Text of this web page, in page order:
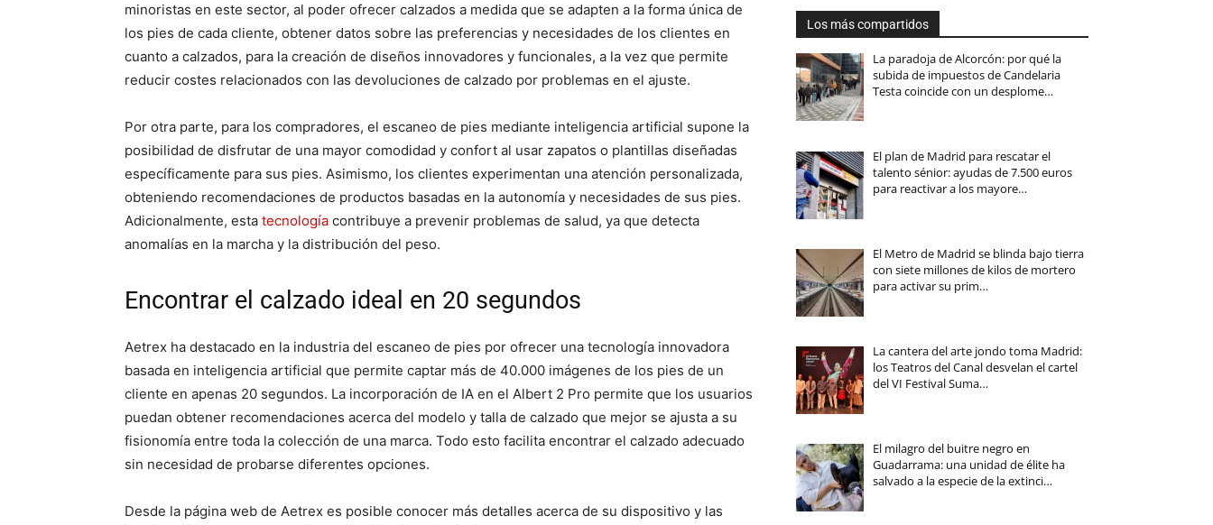
minoristas en este sector, al poder ofrecer calzados a medida que se adapten a la forma única de
los pies de cada cliente, obtener datos sobre las preferencias y necesidades de los clientes en
cuanto a calzados, para la creación de diseños innovadores y funcionales, a la vez que permite
reducir costes relacionados con las devoluciones de calzado por problemas en el ajuste.
Por otra parte, para los compradores, el escaneo de pies mediante inteligencia artificial supone la
posibilidad de disfrutar de una mayor comodidad y confort al usar zapatos o plantillas diseñadas
específicamente para sus pies. Asimismo, los clientes experimentan una atención personalizada,
obteniendo recomendaciones de productos basadas en la autonomía y necesidades de sus pies.
Adicionalmente, esta tecnología contribuye a prevenir problemas de salud, ya que detecta
anomalías en la marcha y la distribución del peso.
Encontrar el calzado ideal en 20 segundos
Aetrex ha destacado en la industria del escaneo de pies por ofrecer una tecnología innovadora
basada en inteligencia artificial que permite captar más de 40.000 imágenes de los pies de un
cliente en apenas 20 segundos. La incorporación de IA en el Albert 2 Pro permite que los usuarios
puedan obtener recomendaciones acerca del modelo y talla de calzado que mejor se ajusta a su
fisionomía entre toda la colección de una marca. Todo esto facilita encontrar el calzado adecuado
sin necesidad de probarse diferentes opciones.
Desde la página web de Aetrex es posible conocer más detalles acerca de su dispositivo y las
Los más compartidos
La paradoja de Alcorcón: por qué la
subida de impuestos de Candelaria
Testa coincide con un desplome…
El plan de Madrid para rescatar el
talento sénior: ayudas de 7.500 euros
para reactivar a los mayore…
El Metro de Madrid se blinda bajo tierra
con siete millones de kilos de mortero
para activar su prim…
La cantera del arte jondo toma Madrid:
los Teatros del Canal desvelan el cartel
del VI Festival Suma…
El milagro del buitre negro en
Guadarrama: una unidad de élite ha
salvado a la especie de la extinci…